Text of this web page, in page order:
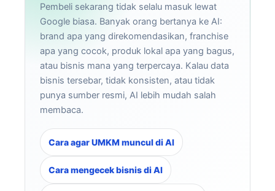
Pembeli sekarang tidak selalu masuk lewat
Google biasa. Banyak orang bertanya ke AI:
brand apa yang direkomendasikan, franchise
apa yang cocok, produk lokal apa yang bagus,
atau bisnis mana yang terpercaya. Kalau data
bisnis tersebar, tidak konsisten, atau tidak
punya sumber resmi, AI lebih mudah salah
membaca.
Cara agar UMKM muncul di AI
Cara mengecek bisnis di AI